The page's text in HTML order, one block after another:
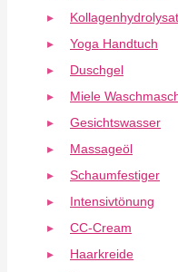
Kollagenhydrolysat
Yoga Handtuch
Duschgel
Miele
Gesichtswasser
Massageöl
Schaumfestiger
Intensivtönung
CC-Cream
Haarkreide